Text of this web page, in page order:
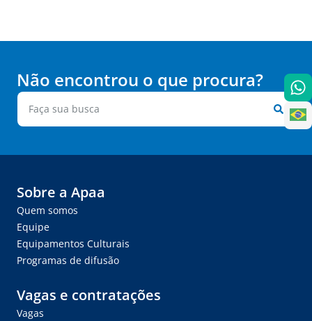
Não encontrou o que procura?
Sobre a Apaa
Quem somos
Equipe
Equipamentos Culturais
Programas de difusão
Vagas e contratações
Vagas